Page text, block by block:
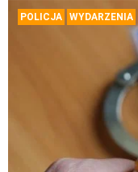
POLICJA WYDARZENIA